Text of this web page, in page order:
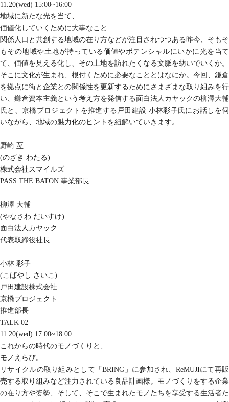
11.20(wed) 15:00~16:00
地域に新たな光を当て、
価値化していくために大事なこと
関係人口と共創する地域の在り方などが注目されつつある昨今、そもそ
もその地域や土地が持っている価値やポテンシャルにいかに光を当て
て、価値を見える化し、その土地を訪れたくなる文脈を紡いでいくか。
そこに文化が生まれ、根付くために必要なこととはなにか。今回、鎌倉
を拠点に街と企業との関係性を更新するためにさまざまな取り組みを行
い、鎌倉資本主義という考え方を発信する面白法人カヤックの柳澤大輔
氏と、京橋プロジェクトを推進する戸田建設 小林彩子氏にお話しを伺
いながら、地域の魅力化のヒントを紐解いていきます。
野崎 亙
(のざき わたる)
株式会社スマイルズ
PASS THE BATON 事業部長
柳澤 大輔
(やなさわ だいすけ)
面白法人カヤック
代表取締役社長
小林 彩子
(こばやし さいこ)
戸田建設株式会社
京橋プロジェクト
推進部長
TALK 02
11.20(wed) 17:00~18:00
これからの時代のモノづくりと、
モノえらび。
リサイクルの取り組みとして「BRING」に参加され、ReMUJIにて再販
売する取り組みなど注力されている良品計画様。モノづくりをする企業
の在り方や姿勢、そして、そこで生まれたモノたちを享受する生活者た